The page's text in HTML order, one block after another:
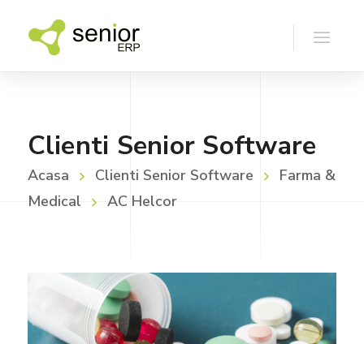
Clienti Senior Software
Acasa Clienti Senior Software
Farma &
Medical
AC Helcor